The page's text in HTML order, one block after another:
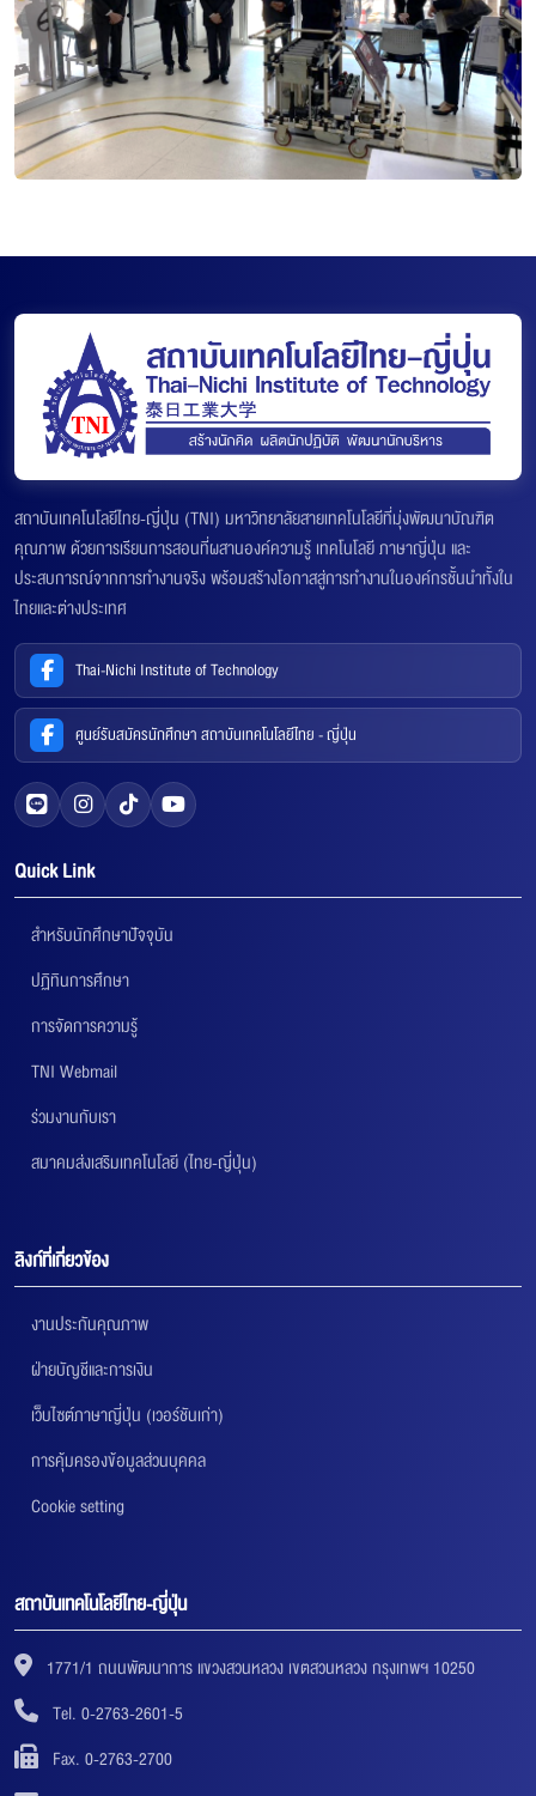
สถาบันเทคโนโลยีไทย-ญี่ปุ่น (TNI) มหาวิทยาลัยสายเทคโนโลยีที่มุ่งพัฒนาบัณฑิต
คุณภาพ ด้วยการเรียนการสอนที่ผสานองค์ความรู้ เทคโนโลยี ภาษาญี่ปุ่น และ
ประสบการณ์จากการทำงานจริง พร้อมสร้างโอกาสสู่การทำงานในองค์กรชั้นนำทั้งใน
ไทยและต่างประเทศ
Thai-Nichi Institute of Technology
ศูนย์รับสมัครนักศึกษา สถาบันเทคโนโลยีไทย - ญี่ปุ่น
Quick Link
สำหรับนักศึกษาปัจจุบัน
ปฏิทินการศึกษา
การจัดการความรู้
TNI Webmail
ร่วมงานกับเรา
สมาคมส่งเสริมเทคโนโลยี (ไทย-ญี่ปุ่น)
ลิงก์ที่เกี่ยวข้อง
งานประกันคุณภาพ
ฝ่ายบัญชีและการเงิน
เว็บไซต์ภาษาญี่ปุ่น (เวอร์ชันเก่า)
การคุ้มครองข้อมูลส่วนบุคคล
Cookie setting
สถาบันเทคโนโลยีไทย-ญี่ปุ่น
1771/1 ถนนพัฒนาการ แขวงสวนหลวง เขตสวนหลวง กรุงเทพฯ 10250
Tel. 0-2763-2601-5
Fax. 0-2763-2700